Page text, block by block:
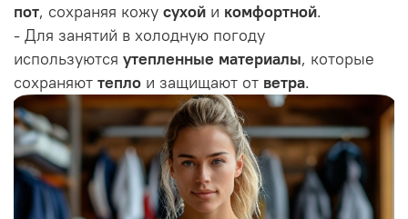
пот, сохраняя кожу сухой и комфортной.
- Для занятий в холодную погоду
используются утепленные материалы, которые
сохраняют тепло и защищают от ветра.